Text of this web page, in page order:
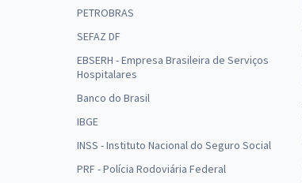
PETROBRAS
SEFAZ DF
EBSERH - Empresa Brasileira de Serviços
Hospitalares
Banco do Brasil
IBGE
INSS - Instituto Nacional do Seguro Social
PRF - Polícia Rodoviária Federal